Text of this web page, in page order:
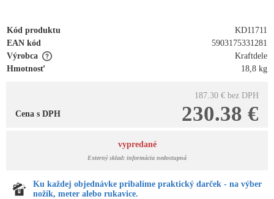
Kód produktu
KD11711
EAN kód
5903175331281
Výrobca
Kraftdele
Hmotnosť
18,8 kg
187.30 € bez DPH
230.38 €
Cena s DPH
vypredané
Externý sklad: informácia nedostupná
Ku každej objednávke pribalíme praktický darček - na výber
nožík, meter alebo rukavice.